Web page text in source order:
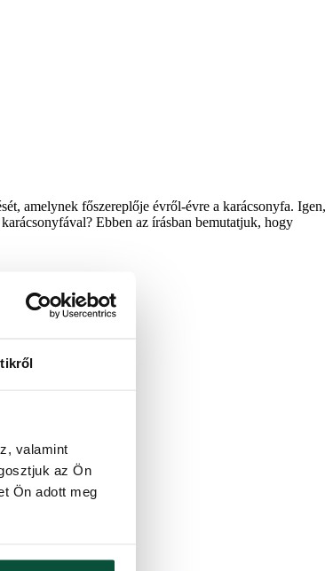
valamint
az Ön
Ön adott meg
amelynek főszereplője évről-évre a karácsonyfa. Igen,
Ebben az írásban bemutatjuk, hogy